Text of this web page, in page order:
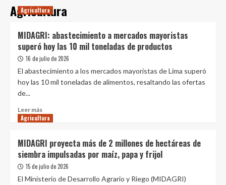
Agricultura
Agricultura
MIDAGRI: abastecimiento a mercados mayoristas
superó hoy las 10 mil toneladas de productos
16 de julio de 2026
El abastecimiento a los mercados mayoristas de Lima superó
hoy las 10 mil toneladas de alimentos, resaltando las ofertas
de...
Leer más
más
abastecimiento
a
mercados
mayoristas
Agricultura
MIDAGRI proyecta más de 2 millones de hectáreas de
siembra impulsadas por maíz, papa y frijol
15 de julio de 2026
El Ministerio de Desarrollo Agrario y Riego (MIDAGRI)